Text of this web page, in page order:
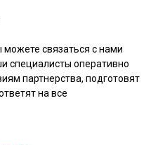
связаться с нами
специалисты оперативно
партнерства, подготовят
на все